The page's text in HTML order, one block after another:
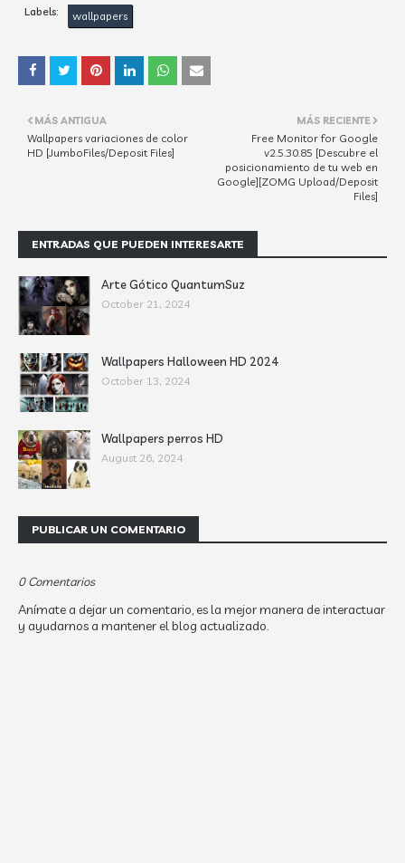
Labels: wallpapers
MÁS RECIENTE
Free Monitor for Google
v2.5.30.85 [Descubre el
posicionamiento de tu web en
Google][ZOMG Upload/Deposit
Files]
MÁS ANTIGUA
Wallpapers variaciones de color
HD [JumboFiles/Deposit Files]
ENTRADAS QUE PUEDEN INTERESARTE
Arte Gótico QuantumSuz
October 21, 2024
Wallpapers Halloween HD 2024
October 13, 2024
Wallpapers perros HD
August 26, 2024
PUBLICAR UN COMENTARIO
0 Comentarios
Anímate a dejar un comentario, es la mejor manera de interactuar
y ayudarnos a mantener el blog actualizado.